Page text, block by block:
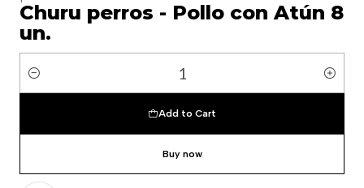
Churu perros - Pollo con Atún 8
un.
Quantity
Add to Cart
Buy now